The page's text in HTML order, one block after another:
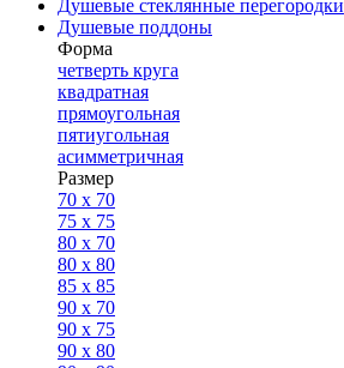
Душевые стеклянные перегородки
Душевые поддоны
Форма
четверть круга
квадратная
прямоугольная
пятиугольная
асимметричная
Размер
70 x 70
75 x 75
80 x 70
80 x 80
85 x 85
90 x 70
90 x 75
90 x 80